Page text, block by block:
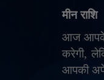
मीन राशि
आज आपके
करेगी,
आपकी